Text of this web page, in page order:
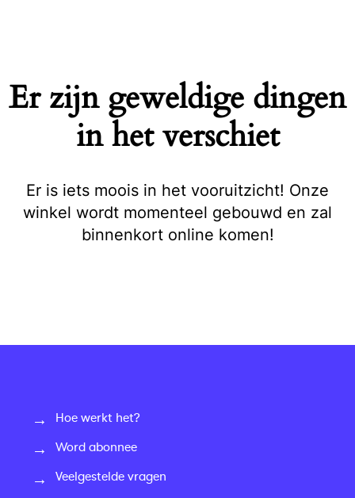
Er zijn geweldige dingen
in het verschiet
Er is iets moois in het vooruitzicht! Onze
winkel wordt momenteel gebouwd en zal
binnenkort online komen!
Hoe werkt het?
Word abonnee
Veelgestelde vragen